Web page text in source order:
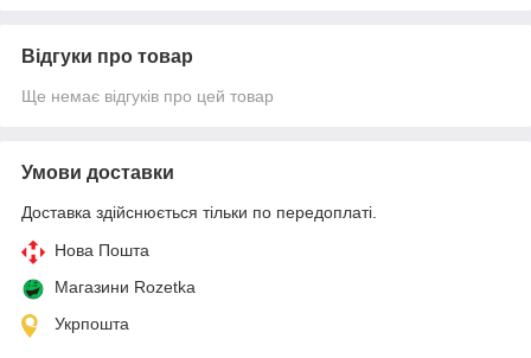
Відгуки про товар
Ще немає відгуків про цей товар
Умови доставки
Доставка здійснюється тільки по передоплаті.
Нова Пошта
Магазини Rozetka
Укрпошта